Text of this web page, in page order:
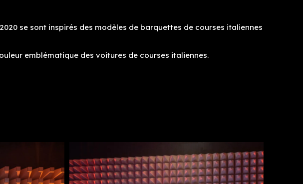
se sont inspirés des modèles de barquettes de courses italiennes
emblématique des voitures de courses italiennes.